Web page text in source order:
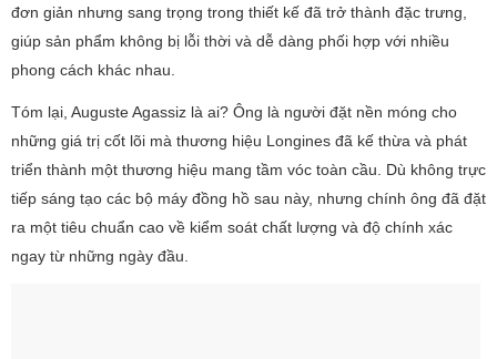
đơn giản nhưng sang trọng trong thiết kế đã trở thành đặc trưng,
giúp sản phẩm không bị lỗi thời và dễ dàng phối hợp với nhiều
phong cách khác nhau.
Tóm lại, Auguste Agassiz là ai? Ông là người đặt nền móng cho
những giá trị cốt lõi mà thương hiệu Longines đã kế thừa và phát
triển thành một thương hiệu mang tầm vóc toàn cầu. Dù không trực
tiếp sáng tạo các bộ máy đồng hồ sau này, nhưng chính ông đã đặt
ra một tiêu chuẩn cao về kiểm soát chất lượng và độ chính xác
ngay từ những ngày đầu.